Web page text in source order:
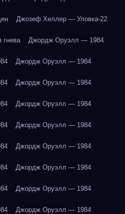
Джозеф Хеллер — Уловка-22
гнева Джордж Оруэлл — 1984
Джордж Оруэлл — 1984
Джордж Оруэлл — 1984
Джордж Оруэлл — 1984
Джордж Оруэлл — 1984
Джордж Оруэлл — 1984
Джордж Оруэлл — 1984
Джордж Оруэлл — 1984
Джордж Оруэлл — 1984